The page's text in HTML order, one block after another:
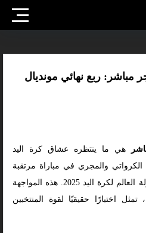
مباشر: ربع نهائي مونديال
هي ما ينتظره عشاق كرة اليد
الكرواتي والمجري في مباراة مرتقبة
ضمن الدور ربع النهائي من بطولة العالم لكرة اليد 2025. هذه المواجهة
تمثل اختبارًا حقيقيًا لقوة المنتخبين